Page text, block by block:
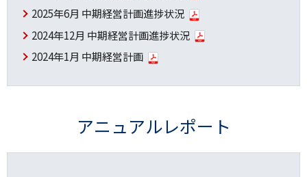
2025年6月 中期経営計画進捗状況
2024年12月 中期経営計画進捗状況
2024年1月 中期経営計画
アニュアルレポート